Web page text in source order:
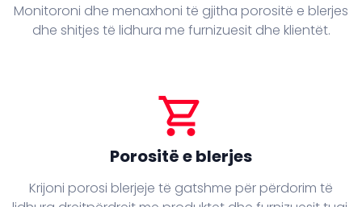
Monitoroni dhe menaxhoni të gjitha porositë e blerjes
dhe shitjes të lidhura me furnizuesit dhe klientët.
shopping_cart
Porositë e blerjes
Krijoni porosi blerjeje të gatshme për përdorim të